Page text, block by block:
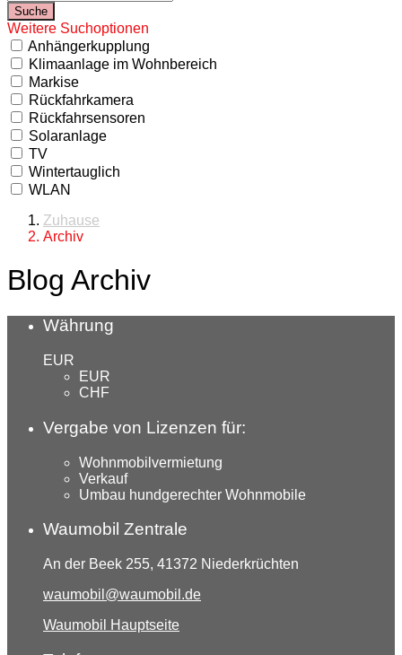
Weitere Suchoptionen
Anhängerkupplung
Klimaanlage im Wohnbereich
Markise
Rückfahrkamera
Rückfahrsensoren
Solaranlage
TV
Wintertauglich
WLAN
Zuhause
Archiv
Blog Archiv
Währung
EUR
EUR
CHF
Vergabe von Lizenzen für:
Wohnmobilvermietung
Verkauf
Umbau hundgerechter Wohnmobile
Waumobil Zentrale
An der Beek 255, 41372 Niederkrüchten
waumobil@waumobil.de
Waumobil Hauptseite